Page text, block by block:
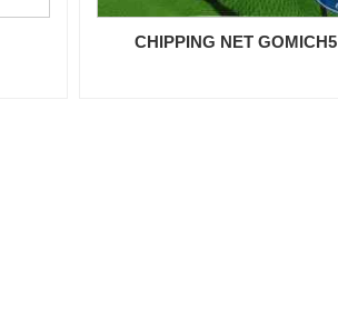
CHIPPING NET GOMICH5